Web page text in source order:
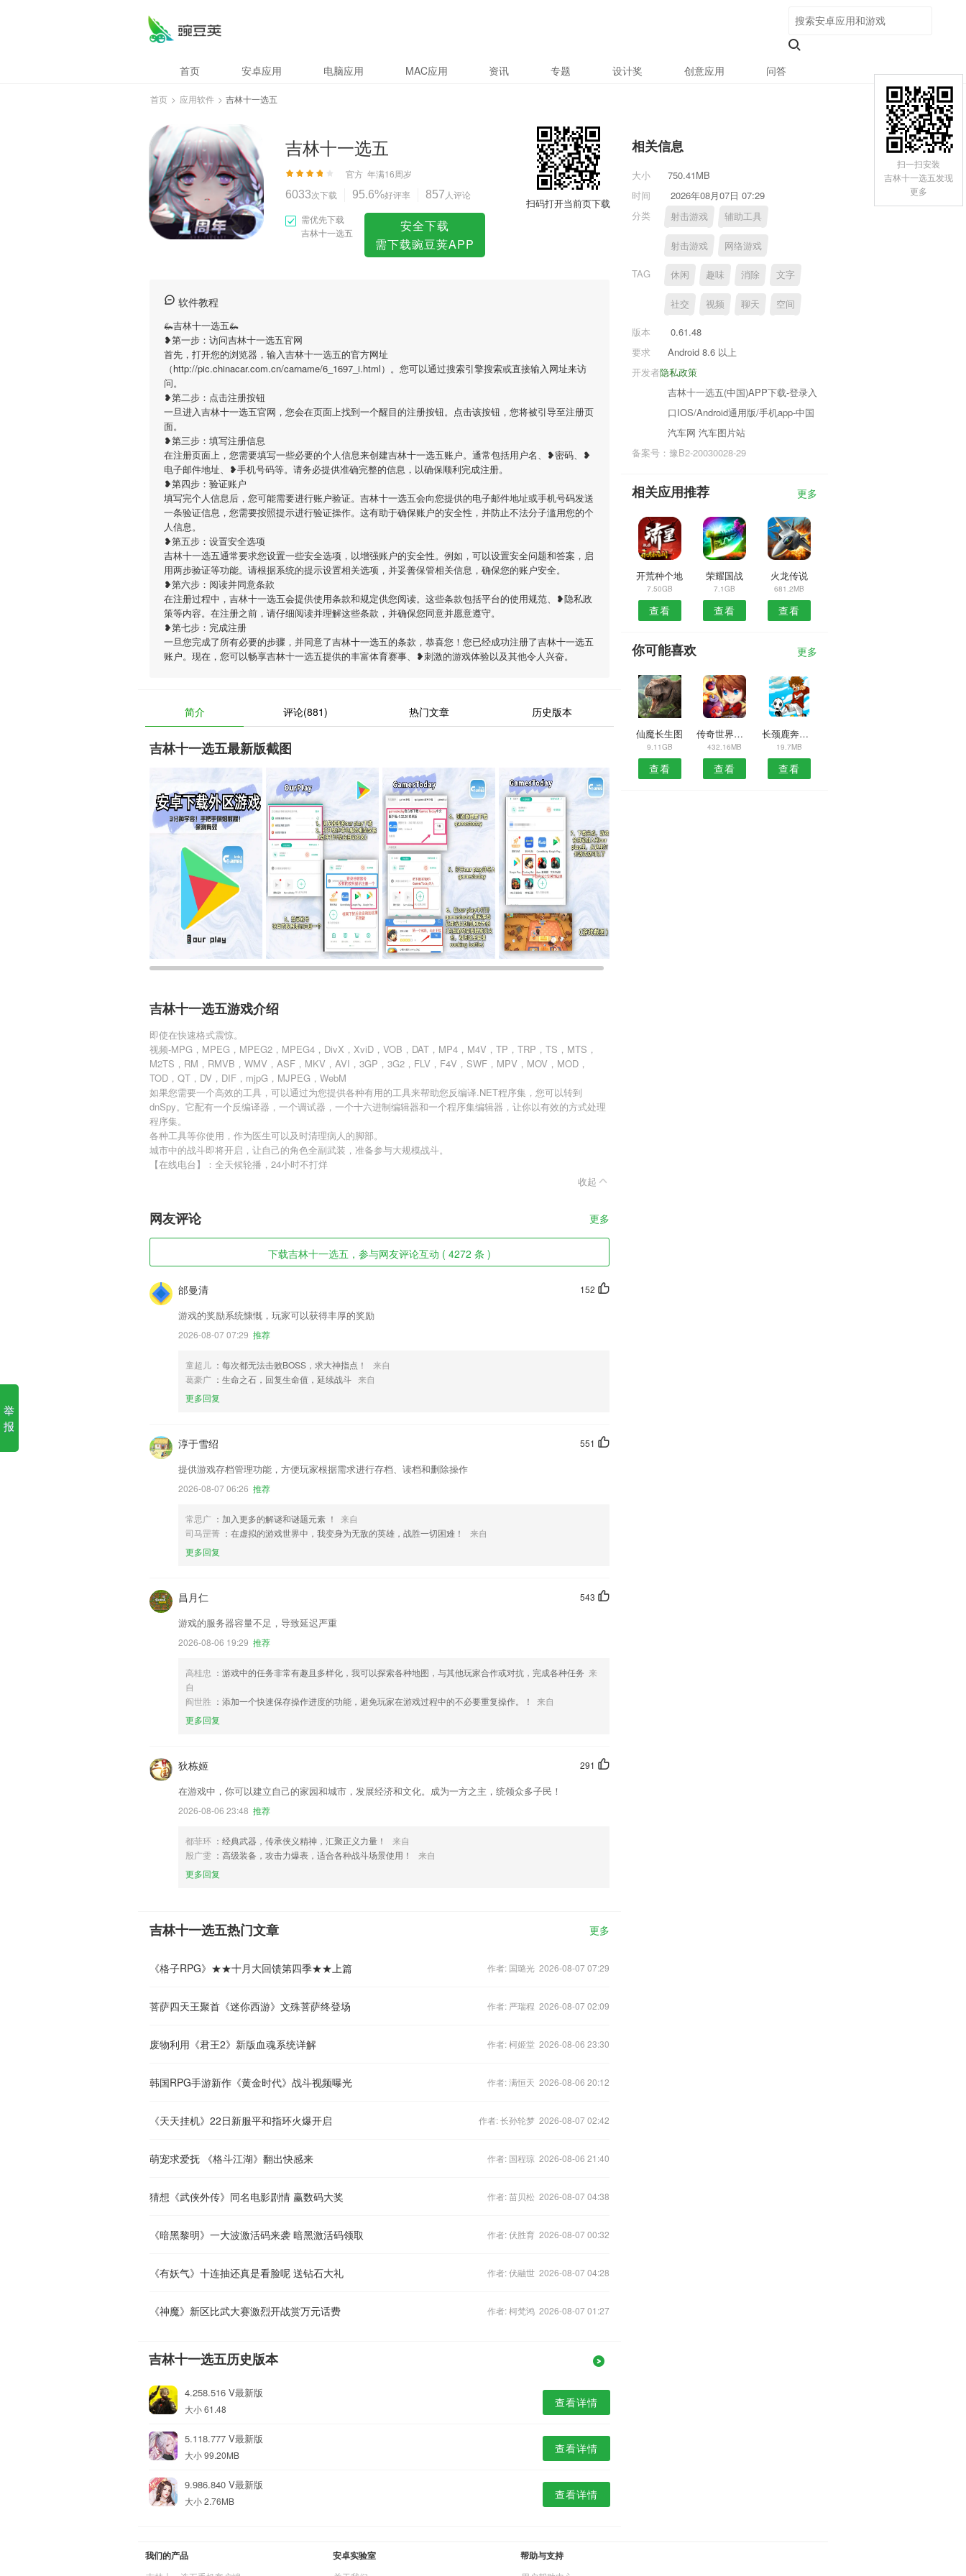
首页 安卓应用 电脑应用 MAC应用 资讯 专题 设计奖 创意应用 问答
首页 > 应用软件 > 吉林十一选五
吉林十一选五
官方 年满16周岁
6033次下载 95.6%好评率 857 人评论
需优先下载
吉林十一选五
安全下载
需下载豌豆荚APP
扫码打开当前页下载
软件教程
🦗吉林十一选五🦗
❥第一步：访问吉林十一选五官网
首先，打开您的浏览器，输入吉林十一选五的官方网址
（http://pic.chinacar.com.cn/carname/6_1697_i.html）。您可以通过搜索引擎搜索或直接输入网址来访
问。
❥第二步：点击注册按钮
一旦进入吉林十一选五官网，您会在页面上找到一个醒目的注册按钮。点击该按钮，您将被引导至注册页
面。
❥第三步：填写注册信息
在注册页面上，您需要填写一些必要的个人信息来创建吉林十一选五账户。通常包括用户名、❥密码、❥
电子邮件地址、❥手机号码等。请务必提供准确完整的信息，以确保顺利完成注册。
❥第四步：验证账户
填写完个人信息后，您可能需要进行账户验证。吉林十一选五会向您提供的电子邮件地址或手机号码发送
一条验证信息，您需要按照提示进行验证操作。这有助于确保账户的安全性，并防止不法分子滥用您的个
人信息。
❥第五步：设置安全选项
吉林十一选五通常要求您设置一些安全选项，以增强账户的安全性。例如，可以设置安全问题和答案，启
用两步验证等功能。请根据系统的提示设置相关选项，并妥善保管相关信息，确保您的账户安全。
❥第六步：阅读并同意条款
在注册过程中，吉林十一选五会提供使用条款和规定供您阅读。这些条款包括平台的使用规范、❥隐私政
策等内容。在注册之前，请仔细阅读并理解这些条款，并确保您同意并愿意遵守。
❥第七步：完成注册
一旦您完成了所有必要的步骤，并同意了吉林十一选五的条款，恭喜您！您已经成功注册了吉林十一选五
账户。现在，您可以畅享吉林十一选五提供的丰富体育赛事、❥刺激的游戏体验以及其他令人兴奋。
简介 评论(881) 热门文章 历史版本
吉林十一选五最新版截图
吉林十一选五游戏介绍
即使在快速格式震惊。
视频-MPG，MPEG，MPEG2，MPEG4，DivX，XviD，VOB，DAT，MP4，M4V，TP，TRP，TS，MTS，
M2TS，RM，RMVB，WMV，ASF，MKV，AVI，3GP，3G2，FLV，F4V，SWF，MPV，MOV，MOD，
TOD，QT，DV，DIF，mjpG，MJPEG，WebM
如果您需要一个高效的工具，可以通过为您提供各种有用的工具来帮助您反编译.NET程序集，您可以转到
dnSpy。它配有一个反编译器，一个调试器，一个十六进制编辑器和一个程序集编辑器，让你以有效的方式处理
程序集。
各种工具等你使用，作为医生可以及时清理病人的脚部。
城市中的战斗即将开启，让自己的角色全副武装，准备参与大规模战斗。
【在线电台】：全天候轮播，24小时不打烊
收起
网友评论 更多
下载吉林十一选五，参与网友评论互动 ( 4272 条 )
152
邰曼清
游戏的奖励系统慷慨，玩家可以获得丰厚的奖励
2026-08-07 07:29 推荐
童超儿 ：每次都无法击败BOSS，求大神指点！
来自
葛豪广 ：生命之石，回复生命值，延续战斗 来自
更多回复
551
淳于雪绍
提供游戏存档管理功能，方便玩家根据需求进行存档、读档和删除操作
2026-08-07 06:26 推荐
常思广 ：加入更多的解谜和谜题元素 ！
来自
司马罡菁 ：在虚拟的游戏世界中，我变身为无敌的英雄，战胜一切困难！
来自
更多回复
543
昌月仁
游戏的服务器容量不足，导致延迟严重
2026-08-06 19:29 推荐
高桂忠 ：游戏中的任务非常有趣且多样化，我可以探索各种地图，与其他玩家合作或对抗，完成各种任务 来
自
阎世胜 ：添加一个快速保存操作进度的功能，避免玩家在游戏过程中的不必要重复操作。！
来自
更多回复
291
狄栋姬
在游戏中，你可以建立自己的家园和城市，发展经济和文化。成为一方之主，统领众多子民！
2026-08-06 23:48 推荐
都菲环 ：经典武器，传承侠义精神，汇聚正义力量！
来自
殷广雯 ：高级装备，攻击力爆表，适合各种战斗场景使用！
来自
更多回复
吉林十一选五热门文章 更多
《格子RPG》★★十月大回馈第四季★★上篇 作者: 国璐光 2026-08-07 07:29
菩萨四天王聚首《迷你西游》文殊菩萨终登场 作者: 严瑞程 2026-08-07 02:09
废物利用《君王2》新版血魂系统详解 作者: 柯姬堂 2026-08-06 23:30
韩国RPG手游新作《黄金时代》战斗视频曝光 作者: 满恒天 2026-08-06 20:12
《天天挂机》22日新服平和指环火爆开启 作者: 长孙轮梦 2026-08-07 02:42
萌宠求爱抚 《格斗江湖》翻出快感来 作者: 国程琼 2026-08-06 21:40
猜想《武侠外传》同名电影剧情 赢数码大奖 作者: 苗贝松 2026-08-07 04:38
《暗黑黎明》一大波激活码来袭 暗黑激活码领取 作者: 伏胜育 2026-08-07 00:32
《有妖气》十连抽还真是看脸呢 送钻石大礼 作者: 伏融世 2026-08-07 04:28
《神魔》新区比武大赛激烈开战赏万元话费 作者: 柯梵鸿 2026-08-07 01:27
吉林十一选五历史版本
4.258.516 V最新版
大小 61.48 查看详情
5.118.777 V最新版
大小 99.20MB 查看详情
9.986.840 V最新版
大小 2.76MB 查看详情
相关信息
大小
750.41MB
时间
2026年08月07日 07:29
分类
射击游戏 辅助工具
射击游戏 网络游戏
TAG 休闲 趣味 消除 文字
社交 视频 聊天 空间
版本
0.61.48
要求
Android 8.6 以上
隐私政策
开发者
吉林十一选五(中国)APP下载-登录入
口IOS/Android通用版/手机app-中国
汽车网 汽车图片站
备案号：豫B2-20030028-29
相关应用推荐 更多
开荒种个地
7.50GB
查看
荣耀国战
7.1GB
查看
火龙传说
681.2MB
查看
你可能喜欢 更多
仙魔长生图
9.11GB
查看
传奇世界单职业高爆版
432.16MB
查看
长颈鹿奔跑手游
19.7MB
查看
我们的产品 安卓实验室 帮助与支持
扫一扫安装
吉林十一选五发现
更多
举
报